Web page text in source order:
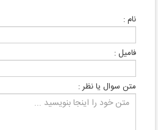
نام :
فامیل :
متن سوال یا نظر :